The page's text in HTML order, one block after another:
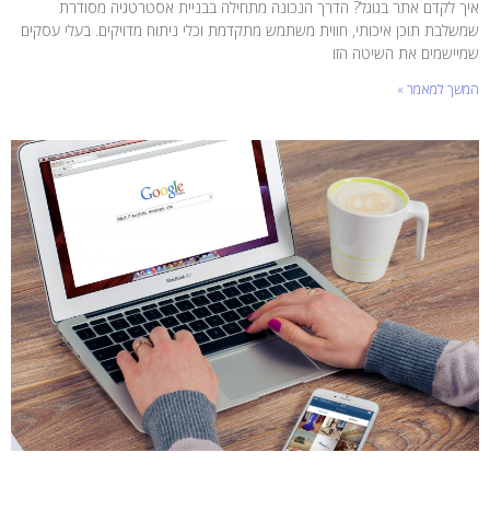
איך לקדם אתר בגוגל? הדרך הנכונה מתחילה בבניית אסטרטגיה מסודרת
שמשלבת תוכן איכותי, חווית משתמש מתקדמת וכלי ניתוח מדויקים. בעלי עסקים
שמיישמים את השיטה הזו
המשך למאמר »